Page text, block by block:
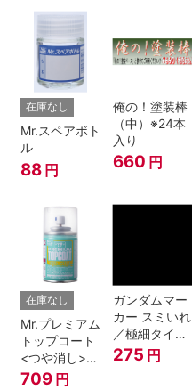
在庫なし
Mr.スペアボト
ル
88 円
俺の！塗装棒
（中）※24本
入り
660 円
在庫なし
Mr.プレミアム
トップコート
<つや消し>
スプレー
709 円
ガンダムマー
カー スミいれ
／極細タイプ
（ブラック）
275 円